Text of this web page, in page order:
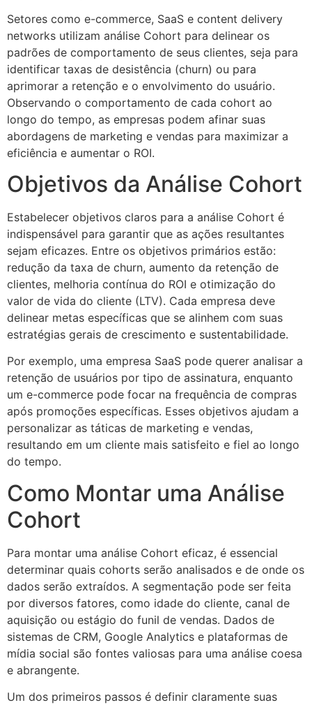
Setores como e-commerce, SaaS e content delivery
networks utilizam análise Cohort para delinear os
padrões de comportamento de seus clientes, seja para
identificar taxas de desistência (churn) ou para
aprimorar a retenção e o envolvimento do usuário.
Observando o comportamento de cada cohort ao
longo do tempo, as empresas podem afinar suas
abordagens de marketing e vendas para maximizar a
eficiência e aumentar o ROI.
Objetivos da Análise Cohort
Estabelecer objetivos claros para a análise Cohort é
indispensável para garantir que as ações resultantes
sejam eficazes. Entre os objetivos primários estão:
redução da taxa de churn, aumento da retenção de
clientes, melhoria contínua do ROI e otimização do
valor de vida do cliente (LTV). Cada empresa deve
delinear metas específicas que se alinhem com suas
estratégias gerais de crescimento e sustentabilidade.
Por exemplo, uma empresa SaaS pode querer analisar a
retenção de usuários por tipo de assinatura, enquanto
um e-commerce pode focar na frequência de compras
após promoções específicas. Esses objetivos ajudam a
personalizar as táticas de marketing e vendas,
resultando em um cliente mais satisfeito e fiel ao longo
do tempo.
Como Montar uma Análise
Cohort
Para montar uma análise Cohort eficaz, é essencial
determinar quais cohorts serão analisados e de onde os
dados serão extraídos. A segmentação pode ser feita
por diversos fatores, como idade do cliente, canal de
aquisição ou estágio do funil de vendas. Dados de
sistemas de CRM, Google Analytics e plataformas de
mídia social são fontes valiosas para uma análise coesa
e abrangente.
Um dos primeiros passos é definir claramente suas